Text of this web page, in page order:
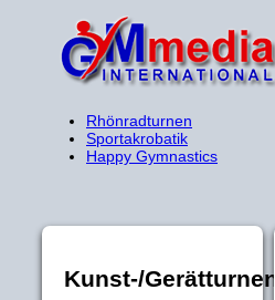
Rhönradturnen
Sportakrobatik
Happy Gymnastics
Kunst-/Gerätturnen